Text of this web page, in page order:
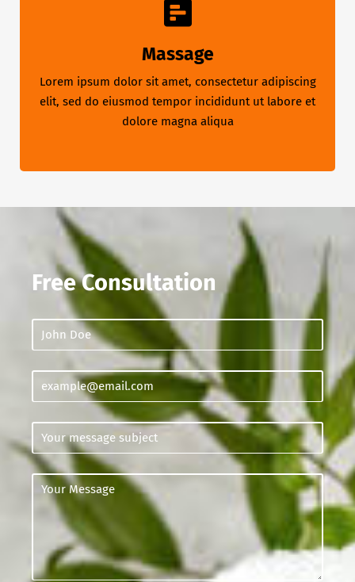
Massage
Lorem ipsum dolor sit amet, consectetur adipiscing
elit, sed do eiusmod tempor incididunt ut labore et
dolore magna aliqua
Free Consultation